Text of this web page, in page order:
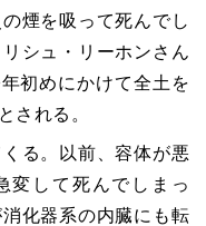
煙を吸って死んでし
シュ・リーホンさん
初めにかけて全土を
される。
る。以前、容体が悪
変して死んでしまっ
化器系の内臓にも転